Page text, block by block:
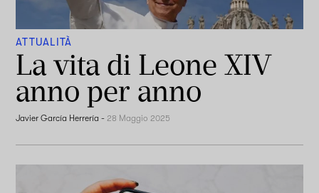
ATTUALITÀ
La vita di Leone XIV
anno per anno
Javier García Herrería -28 Maggio 2025